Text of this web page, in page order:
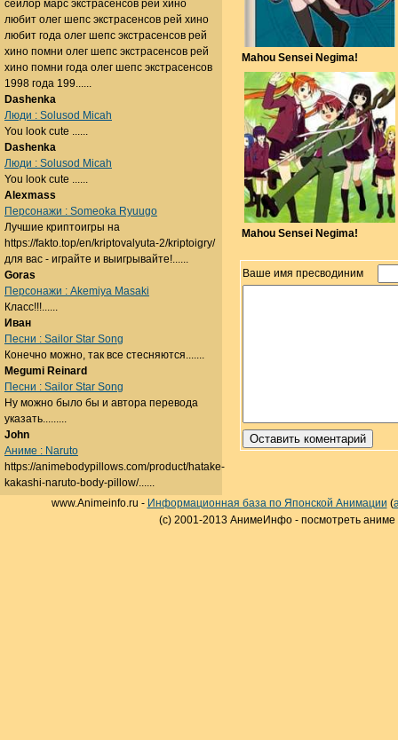
Mahou Sensei Negima!
Mahou Sensei Negima!
Ваше имя пресводиним
сейлор марс экстрасенсов рей хино
любит олег шепс экстрасенсов рей хино
любит года олег шепс экстрасенсов рей
хино помни олег шепс экстрасенсов рей
хино помни года олег шепс экстрасенсов
1998 года 199......
Dashenka
Люди : Solusod Micah
You look cute ......
Dashenka
Люди : Solusod Micah
You look cute ......
Alexmass
Персонажи : Someoka Ryuugo
Лучшие криптоигры на
https://fakto.top/en/kriptovalyuta-2/kriptoigry/
для вас - играйте и выигрывайте!......
Goras
Персонажи : Akemiya Masaki
Класс!!!......
Иван
Песни : Sailor Star Song
Конечно можно, так все стесняются.......
Megumi Reinard
Песни : Sailor Star Song
Ну можно было бы и автора перевода
указать.........
John
Аниме : Naruto
https://animebodypillows.com/product/hatake-
kakashi-naruto-body-pillow/......
www.Animeinfo.ru - Информационная база по Японской Анимации (
(c) 2001-2013 АнимеИнфо - посмотреть аниме